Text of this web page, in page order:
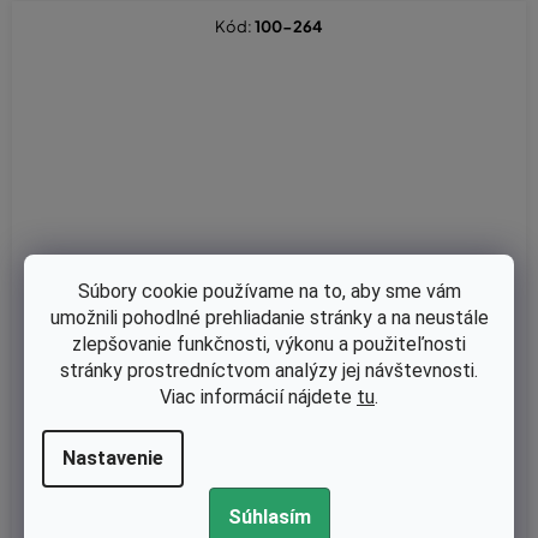
Súbory cookie používame na to, aby sme vám
umožnili pohodlné prehliadanie stránky a na neustále
zlepšovanie funkčnosti, výkonu a použiteľnosti
stránky prostredníctvom analýzy jej návštevnosti.
Viac informácií nájdete tu.
Nastavenie
Súhlasím
Nôž 37,8cm MTD LE3814, Faworyt KC1600, Handy KC1600, Stig
a Collector 40E, Bosch ARM 37, Hecht 1638R, 303248° BL380E,
Wolf Select
je
5,0
Kód:100-264